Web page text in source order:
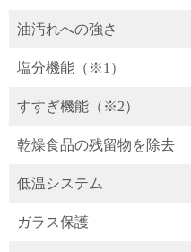
油汚れへの強さ
塩分機能（※1）
すすぎ機能（※2）
乾燥食品の残留物を除去
低温システム
ガラス保護